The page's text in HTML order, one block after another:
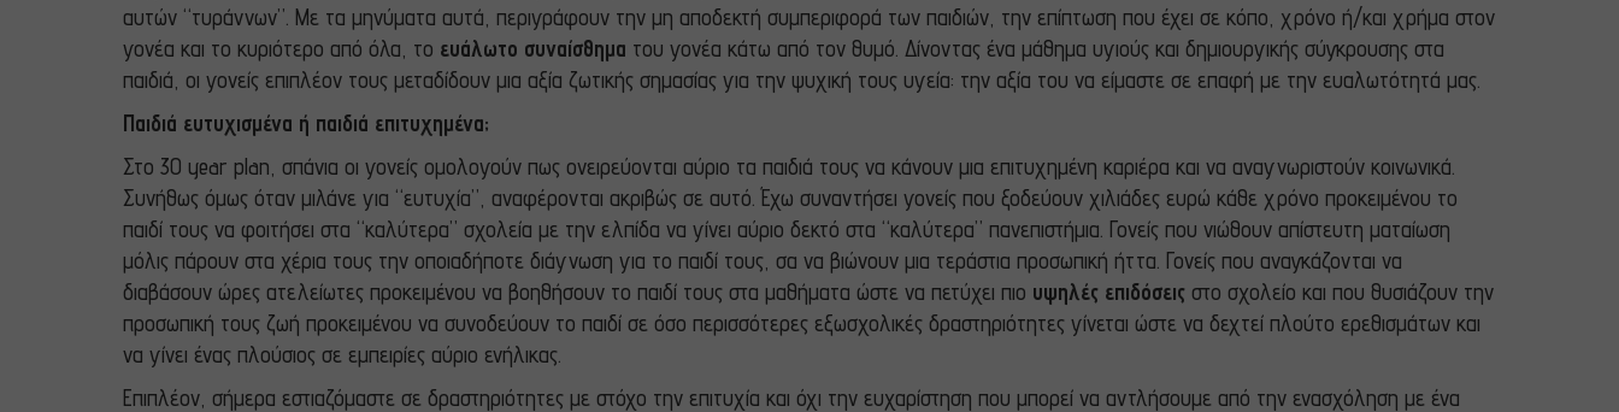
αυτών “τυράννων”. Με τα μηνύματα αυτά, περιγράφουν την μη αποδεκτή συμπεριφορά των παιδιών, την επίπτωση που έχει σε κόπο, χρόνο ή/και χρήμα στον
γονέα και το κυριότερο από όλα, το ευάλωτο συναίσθημα του γονέα κάτω από τον θυμό. Δίνοντας ένα μάθημα υγιούς και δημιουργικής σύγκρουσης στα
παιδιά, οι γονείς επιπλέον τους μεταδίδουν μια αξία ζωτικής σημασίας για την ψυχική τους υγεία: την αξία του να είμαστε σε επαφή με την ευαλωτότητά μας.
Παιδιά ευτυχισμένα ή παιδιά επιτυχημένα;
Στο 30 year plan , σπάνια οι γονείς ομολογούν πως ονειρεύονται αύριο τα παιδιά τους να κάνουν μια επιτυχημένη καριέρα και να αναγνωριστούν κοινωνικά.
Συνήθως όμως όταν μιλάνε για “ευτυχία”, αναφέρονται ακριβώς σε αυτό. Έχω συναντήσει γονείς που ξοδεύουν χιλιάδες ευρώ κάθε χρόνο προκειμένου το
παιδί τους να φοιτήσει στα “καλύτερα” σχολεία με την ελπίδα να γίνει αύριο δεκτό στα “καλύτερα” πανεπιστήμια. Γονείς που νιώθουν απίστευτη ματαίωση
μόλις πάρουν στα χέρια τους την οποιαδήποτε διάγνωση για το παιδί τους, σα να βιώνουν μια τεράστια προσωπική ήττα. Γονείς που αναγκάζονται να
διαβάσουν ώρες ατελείωτες προκειμένου να βοηθήσουν το παιδί τους στα μαθήματα ώστε να πετύχει πιο υψηλές επιδόσεις στο σχολείο και που θυσιάζουν την
προσωπική τους ζωή προκειμένου να συνοδεύουν το παιδί σε όσο περισσότερες εξωσχολικές δραστηριότητες γίνεται ώστε να δεχτεί πλούτο ερεθισμάτων και
να γίνει ένας πλούσιος σε εμπειρίες αύριο ενήλικας.
Επιπλέον, σήμερα εστιαζόμαστε σε δραστηριότητες με στόχο την επιτυχία και όχι την ευχαρίστηση που μπορεί να αντλήσουμε από την ενασχόληση με ένα